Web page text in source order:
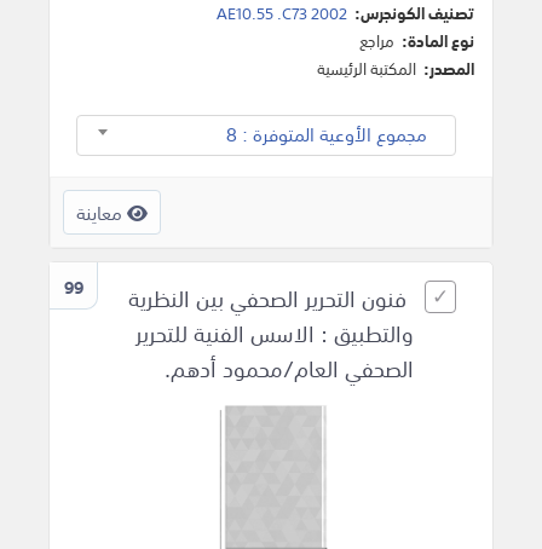
تصنيف الكونجرس: AE10.55 .C73 2002
نوع المادة: مراجع
المصدر: المكتبة الرئيسية
مجموع الأوعية المتوفرة : 8
معاينة
99
فنون التحرير الصحفي بين النظرية
والتطبيق : الاسس الفنية للتحرير
الصحفي العام/محمود أدهم.